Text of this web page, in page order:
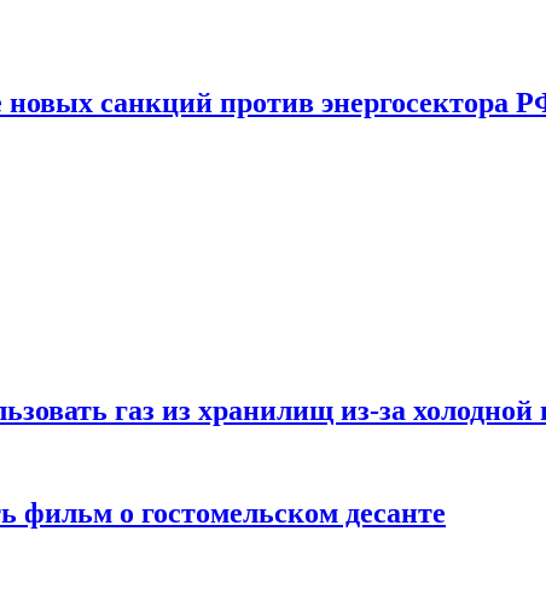
санкций против энергосектора
газ из хранилищ из-за холодной
фильм о гостомельском десанте